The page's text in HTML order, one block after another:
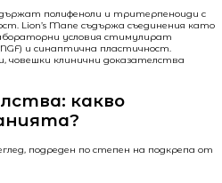
полифеноли и тритерпеноиди с
Lion’s Mane съдържа съединения като
условия стимулират
и синаптична пластичност.
човешки клинични доказателства
какво
подреден по степен на подкрепа от